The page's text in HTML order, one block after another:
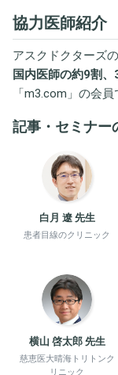
協力医師紹介
アスクドクターズ
国内医師の約9割
「m3.com 」の会員
記事・セミナー
白月 遼 先生
患者目線のクリニック
横山 啓太郎 先生
慈恵医大晴海トリトンク
リニック